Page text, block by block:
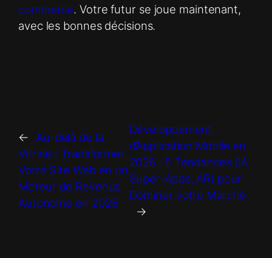
commerce. Votre futur se joue maintenant,
avec les bonnes décisions.
←
Au-delà de la
Vitrine : Transformer
Votre Site Web en un
Moteur de Revenus
Autonome en 2026
Développement
d’Application Mobile en
2026 : 5 Tendances (IA,
Super-Apps, AR) pour
Dominer votre Marché
→